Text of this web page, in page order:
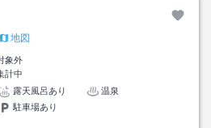
地図
象外
計中
露天風呂あり
温泉
駐車場あり